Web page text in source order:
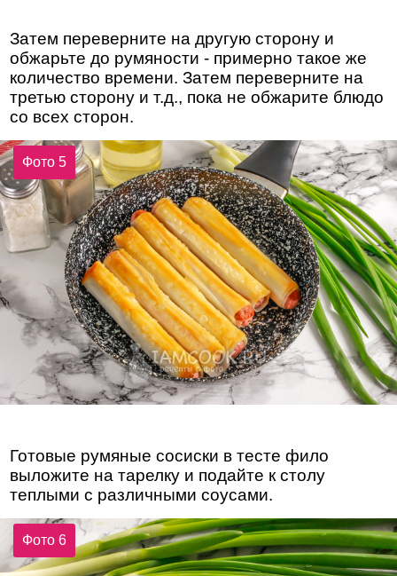
Затем переверните на другую сторону и
обжарьте до румяности - примерно такое же
количество времени. Затем переверните на
третью сторону и т.д., пока не обжарите блюдо
со всех сторон.
Фото 5
Готовые румяные сосиски в тесте фило
выложите на тарелку и подайте к столу
теплыми с различными соусами.
Фото 6